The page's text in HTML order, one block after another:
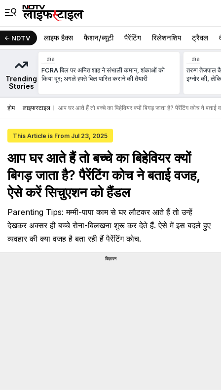
NDTV लाइफ हैक्स फैशन/ब्‍यूटी पैरेंटिंग रिलेशनशिप ट्रैवल
Trending
Stories
India
FCRA बिल पर अमित शाह ने संभाली कमान, शंकाओं को
किया दूर; अगले हफ्ते बिल पारित कराने की तैयारी
India
तरुण तेजपाल
इग्नोर की,
होम लाइफस्टाइल आप घर आते हैं तो बच्चे का बिहेवियर क्यों बिगड़ जाता है? पैरेंटिंग कोच ने
This Article is From Jul 23, 2025
आप घर आते हैं तो बच्चे का बिहेवियर क्यों
बिगड़ जाता है? पैरेंटिंग कोच ने बताई वजह,
ऐसे करें सिचुएशन को हैंडल
Parenting Tips: मम्मी-पापा काम से घर लौटकर आते हैं तो उन्हें
देखकर अक्सर ही बच्चे रोना-बिलखना शुरू कर देते हैं. ऐसे में इस बदले हुए
व्यवहार की क्या वजह है बता रही हैं पैरेंटिंग कोच.
विज्ञापन